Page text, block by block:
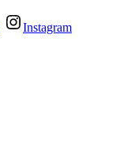
Instagram